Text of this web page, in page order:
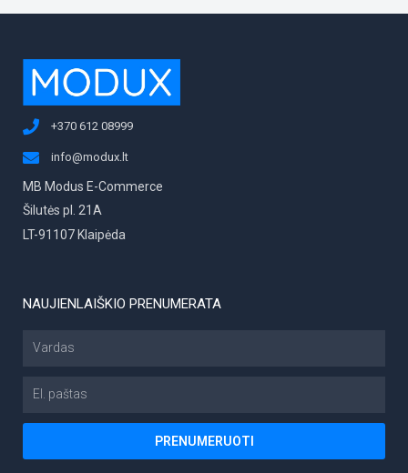
NAUJIENLAIŠKIO PRENUMERATA
Vardas
PRENUMERUOTI
+370 612 08999
info@modux.lt
MB Modus E-Commerce
Šilutės pl. 21A
LT-91107 Klaipėda